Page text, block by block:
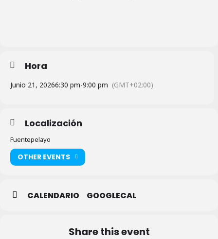
Hora
Junio 21, 20266:30 pm-9:00 pm (GMT+02:00)
Localización
Fuentepelayo
OTHER EVENTS
CALENDARIO GOOGLECAL
Share this event